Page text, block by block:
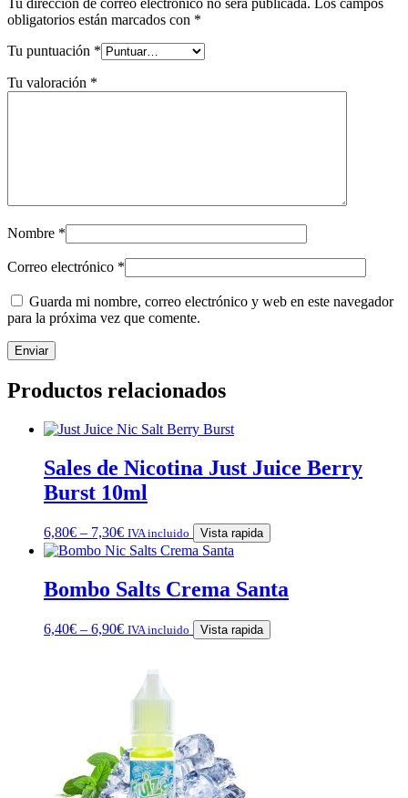
Tu dirección de correo electrónico no será publicada. Los campos
obligatorios están marcados con *
Tu puntuación *
Tu valoración *
Nombre *
Correo electrónico *
Guarda mi nombre, correo electrónico y web en este navegador
para la próxima vez que comente.
Productos relacionados
Sales de Nicotina Just Juice Berry
Burst 10ml
6,80€ – 7,30€ IVA incluido Vista rapida
Bombo Salts Crema Santa
6,40€ – 6,90€ IVA incluido Vista rapida